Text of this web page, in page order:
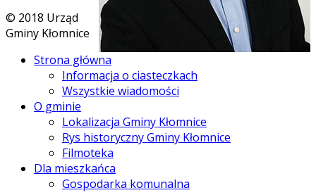
© 2018 Urząd
Gminy Kłomnice
Strona główna
Informacja o ciasteczkach
Wszystkie wiadomości
O gminie
Lokalizacja Gminy Kłomnice
Rys historyczny Gminy Kłomnice
Filmoteka
Dla mieszkańca
Gospodarka komunalna